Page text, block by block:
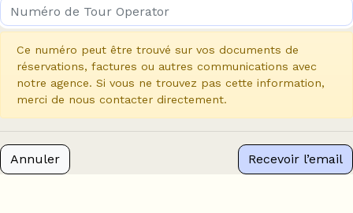
Ce numéro peut être trouvé sur vos documents de
réservations, factures ou autres communications avec
notre agence. Si vous ne trouvez pas cette information,
merci de nous contacter directement.
Annuler Recevoir l’email